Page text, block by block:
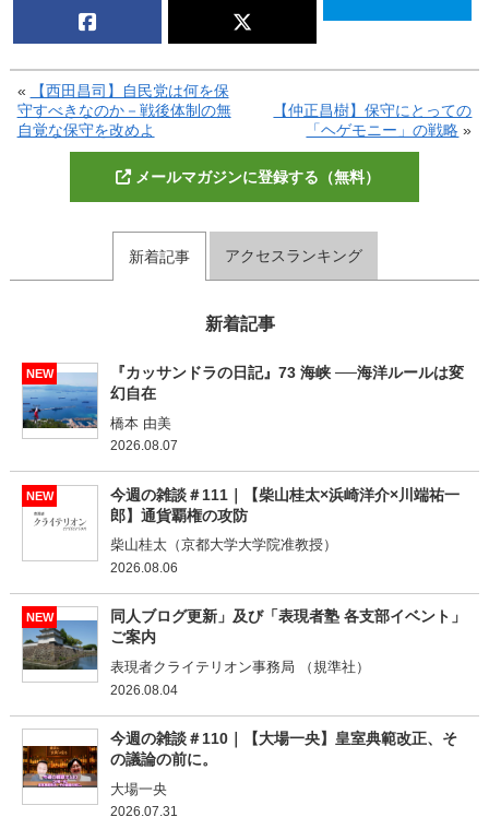
«
【西田昌司】自民党は何を保
守すべきなのか－戦後体制の無
自覚な保守を改めよ
【仲正昌樹】保守にとっての
「ヘゲモニー」の戦略 »
メールマガジンに登録する（無料）
新着記事 アクセスランキング
新着記事
NEW
『カッサンドラの日記』73 海峡 ──海洋ルールは変
幻自在
橋本 由美
2026.08.07
NEW
今週の雑談＃111｜【柴山桂太×浜崎洋介×川端祐一
郎】通貨覇権の攻防
柴山桂太（京都大学大学院准教授）
2026.08.06
NEW
同人ブログ更新」及び「表現者塾 各支部イベント」
ご案内
表現者クライテリオン事務局 （規準社）
2026.08.04
今週の雑談＃110｜【大場一央】皇室典範改正、そ
の議論の前に。
大場一央
2026.07.31